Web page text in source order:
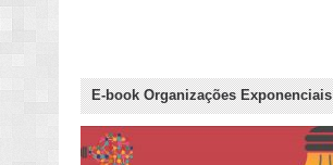
E-book Organizações Exponenciais